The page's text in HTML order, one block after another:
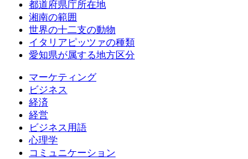
都道府県庁所在地
湘南の範囲
世界の十二支の動物
イタリアピッツァの種類
愛知県が属する地方区分
マーケティング
ビジネス
経済
経営
ビジネス用語
心理学
コミュニケーション